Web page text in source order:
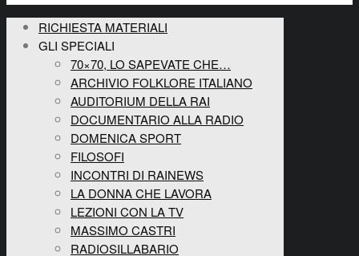
RICHIESTA MATERIALI
GLI SPECIALI
70×70, LO SAPEVATE CHE…
ARCHIVIO FOLKLORE ITALIANO
AUDITORIUM DELLA RAI
DOCUMENTARIO ALLA RADIO
DOMENICA SPORT
FILOSOFI
INCONTRI DI RAINEWS
LA DONNA CHE LAVORA
LEZIONI CON LA TV
MASSIMO CASTRI
RADIOSILLABARIO